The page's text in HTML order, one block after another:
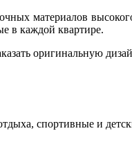
материалов
в каждой квартире.
оригинальную
спортивные и